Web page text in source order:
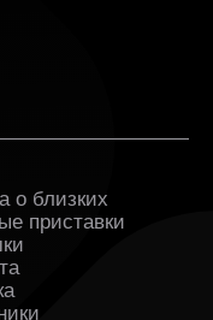
о близких
приставки